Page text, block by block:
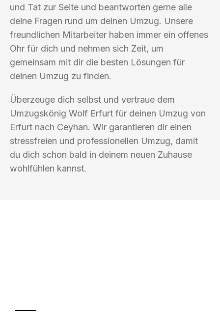
und Tat zur Seite und beantworten gerne alle
deine Fragen rund um deinen Umzug. Unsere
freundlichen Mitarbeiter haben immer ein offenes
Ohr für dich und nehmen sich Zeit, um
gemeinsam mit dir die besten Lösungen für
deinen Umzug zu finden.
Überzeuge dich selbst und vertraue dem
Umzugskönig Wolf Erfurt für deinen Umzug von
Erfurt nach Ceyhan. Wir garantieren dir einen
stressfreien und professionellen Umzug, damit
du dich schon bald in deinem neuen Zuhause
wohlfühlen kannst.